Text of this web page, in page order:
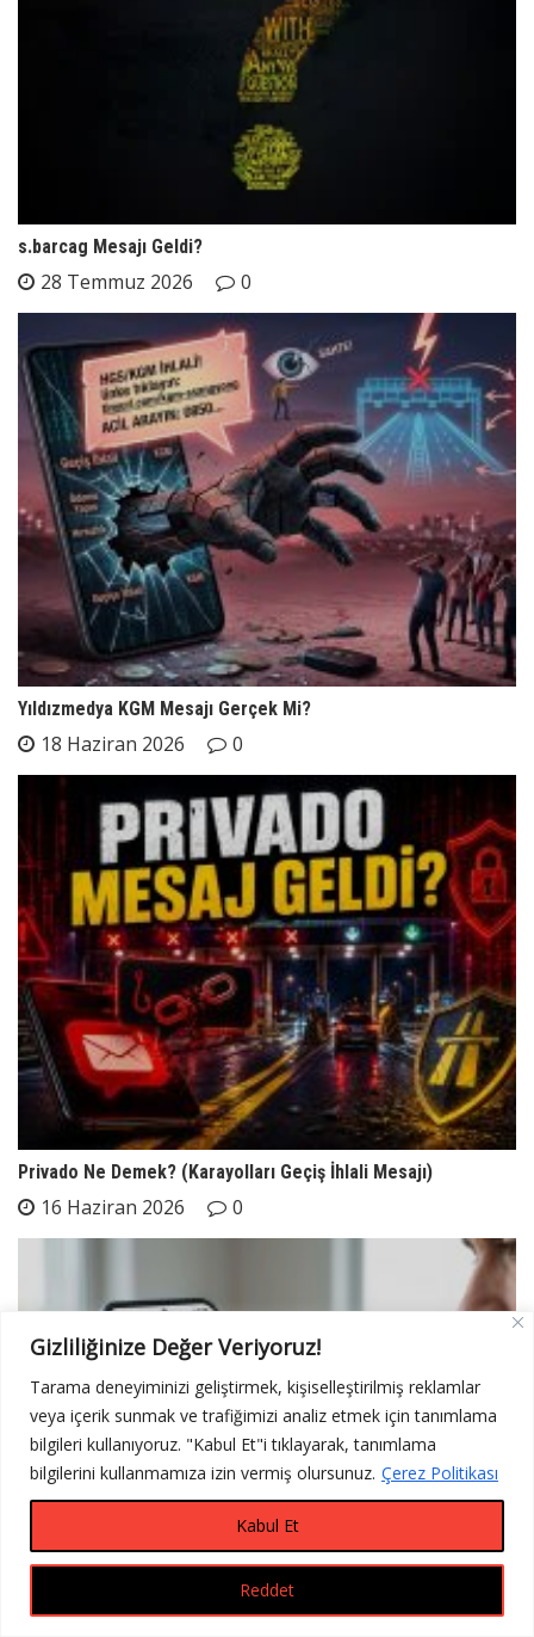
Gizliliğinize Değer Veriyoruz!
Tarama deneyiminizi geliştirmek, kişiselleştirilmiş reklamlar
veya içerik sunmak ve trafiğimizi analiz etmek için tanımlama
bilgileri kullanıyoruz. "Kabul Et"i tıklayarak, tanımlama
bilgilerini kullanmamıza izin vermiş olursunuz. Çerez Politikası
Reddet
Kabul Et
s.barcag Mesajı Geldi?
28 Temmuz 2026 0
Yıldızmedya KGM Mesajı Gerçek Mi?
18 Haziran 2026 0
Privado Ne Demek? (Karayolları Geçiş İhlali Mesajı)
16 Haziran 2026 0